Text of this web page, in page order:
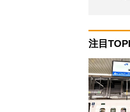
注目